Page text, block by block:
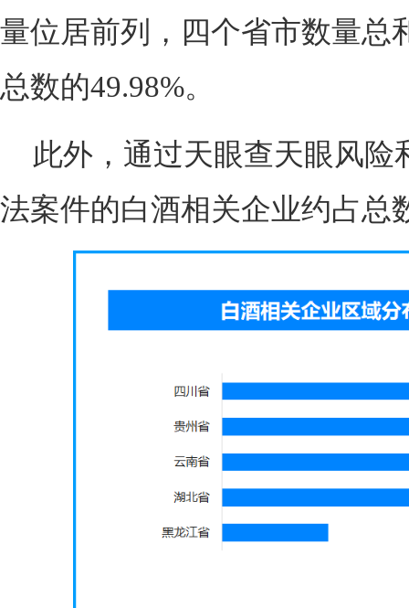
量位居前列，四个省市数量总
总数的49.98%。
此外，通过天眼查天眼风
法案件的白酒相关企业约占总